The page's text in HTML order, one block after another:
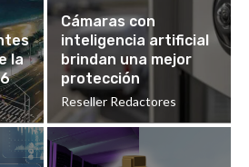
la
Cámaras con
inteligencia artificial
brindan una mejor
protección
Reseller Redactores